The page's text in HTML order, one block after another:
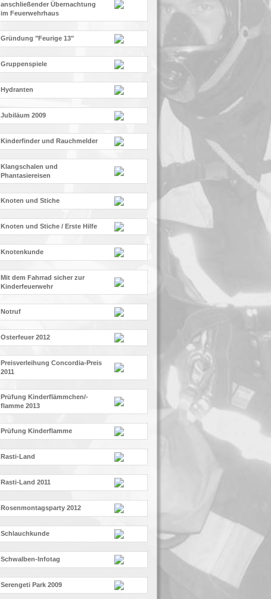
anschließender Übernachtung
im Feuerwehrhaus
Gründung "Feurige 13"
Gruppenspiele
Hydranten
Jubiläum 2009
Kinderfinder und Rauchmelder
Klangschalen und
Phantasiereisen
Knoten und Stiche
Knoten und Stiche / Erste Hilfe
Knotenkunde
Mit dem Fahrrad sicher zur
Kinderfeuerwehr
Notruf
Osterfeuer 2012
Preisverleihung Concordia-Preis
2011
Prüfung Kinderflämmchen/-
flamme 2013
Prüfung Kinderflamme
Rasti-Land
Rasti-Land 2011
Rosenmontagsparty 2012
Schlauchkunde
Schwalben-Infotag
Serengeti Park 2009